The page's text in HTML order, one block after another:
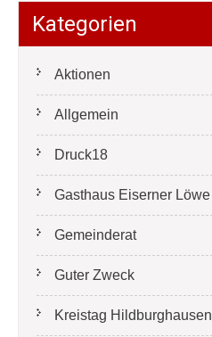
Kategorien
Aktionen
Allgemein
Druck18
Gasthaus Eiserner Löwe
Gemeinderat
Guter Zweck
Kreistag Hildburghausen